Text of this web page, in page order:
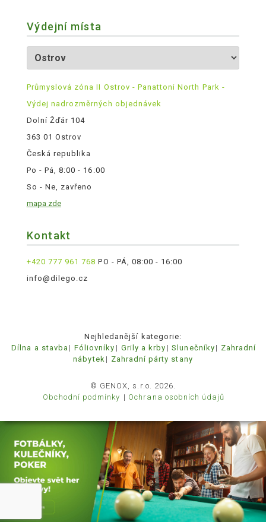
Výdejní místa
Průmyslová zóna II Ostrov - Panattoni North Park -
Výdej nadrozměrných objednávek
Dolní Žďár 104
363 01 Ostrov
Česká republika
Po - Pá, 8:00 - 16:00
So - Ne, zavřeno
mapa zde
Kontakt
+420 777 961 768 PO - PÁ, 08:00 - 16:00
info@dilego.cz
Nejhledanější kategorie:
Dílna a stavba
Fóliovníky Grily a krby Slunečníky
Zahradní
nábytek
Zahradní párty stany
© GENOX, s.r.o. 2026.
Obchodní podmínky
Ochrana osobních údajů